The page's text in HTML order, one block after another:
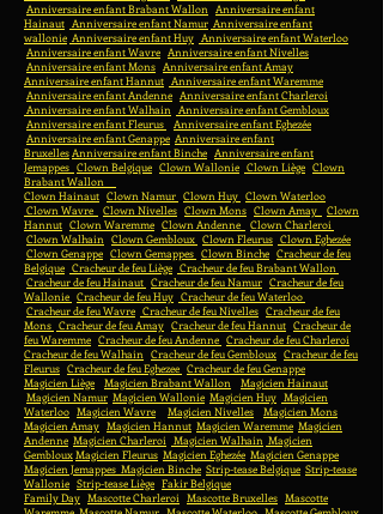
Anniversaire enfant Brabant Wallon Anniversaire enfant
Hainaut Anniversaire enfant Namur Anniversaire enfant
wallonie Anniversaire enfant Huy Anniversaire enfant Waterloo
Anniversaire enfant Wavre Anniversaire enfant Nivelles
Anniversaire enfant Mons Anniversaire enfant Amay
Anniversaire enfant Hannut Anniversaire enfant Waremme
Anniversaire enfant Andenne Anniversaire enfant Charleroi
Anniversaire enfant Walhain Anniversaire enfant Gembloux
Anniversaire enfant Fleurus
Anniversaire enfant Eghezée
Anniversaire enfant Genappe Anniversaire enfant
BruxellesAnniversaire enfant Binche Anniversaire enfant
Jemappes Clown Belgique Clown Wallonie Clown Liège Clown
Brabant Wallon
Clown Hainaut Clown Namur Clown Huy Clown Waterloo
Clown Wavre
Clown Nivelles Clown Mons Clown Amay
Clown
Hannut Clown Waremme Clown Andenne
Clown Charleroi
Clown Walhain Clown Gembloux Clown Fleurus Clown Eghezée
Clown Genappe Clown Gemappes Clown Binche Cracheur de feu
Belgique Cracheur de feu Liège Cracheur de feu Brabant Wallon
Cracheur de feu Hainaut Cracheur de feu Namur Cracheur de feu
Wallonie Cracheur de feu Huy Cracheur de feu Waterloo
Cracheur de feu Wavre Cracheur de feu Nivelles Cracheur de feu
Mons Cracheur de feu Amay Cracheur de feu Hannut Cracheur de
feu Waremme Cracheur de feu Andenne Cracheur de feu Charleroi
Cracheur de feu Walhain Cracheur de feu Gembloux Cracheur de feu
Fleurus Cracheur de feu Eghezee Cracheur de feu Genappe
Magicien Liège
Magicien Brabant Wallon
Magicien Hainaut
Magicien Namur Magicien Wallonie Magicien Huy Magicien
Waterloo Magicien Wavre Magicien Nivelles
Magicien Mons
Magicien Amay Magicien Hannut Magicien Waremme Magicien
Andenne Magicien Charleroi Magicien Walhain Magicien
GemblouxMagicien Fleurus Magicien Eghezée Magicien Genappe
Magicien Jemappes Magicien Binche Strip-tease Belgique Strip-tease
Wallonie Strip-tease Liège Fakir Belgique
Family Day Mascotte Charleroi Mascotte Bruxelles Mascotte